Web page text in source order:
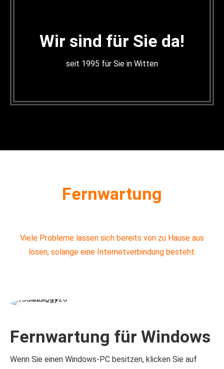
Wir sind für Sie da!
seit 1995 für Sie in Witten
Fernwartung
Viele Probleme lassen sich bereits von zu Hause aus
lösen, solange eine Internetverbindung besteht.
Fernwartung für Windows
Wenn Sie einen Windows-PC besitzen, klicken Sie auf